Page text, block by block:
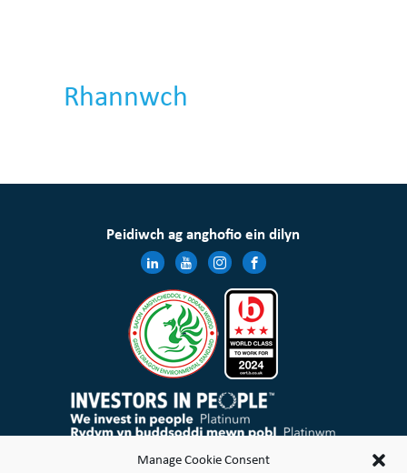
Manage Cookie Consent
Rhannwch
Peidiwch ag anghofio ein dilyn
Mae Cymdeithas Tai Wales & West Cyfyngedig wedi’i chofrestru yng Nghymru a Lloegr gyda rheolau elusennol
ac mae’n gymdeithas gofrestredig dan Ddeddf Cymdeithasau Cydweithredol a Chymdeithasau Budd